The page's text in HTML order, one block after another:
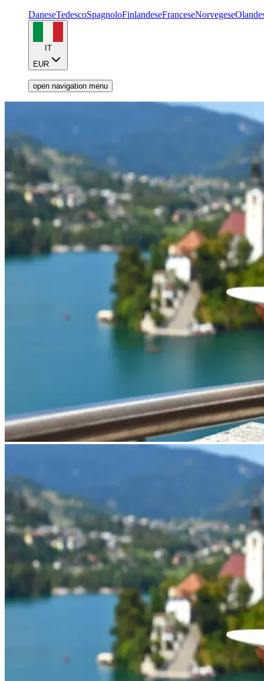
DaneseTedescoSpagnoloFinlandeseFranceseNorvegese
IT
EUR
open navigation menu